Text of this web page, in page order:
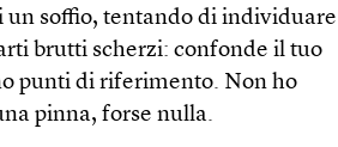
un soffio, tentando di individuare
brutti scherzi: confonde il tuo
punti di riferimento. Non ho
pinna, forse nulla.